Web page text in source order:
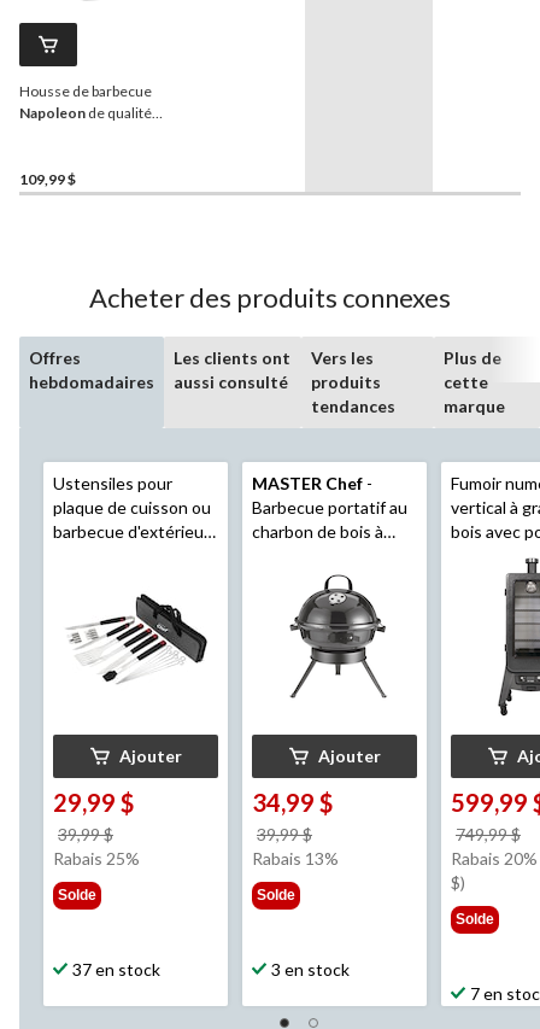
Housse de barbecue
Napoleon de qualité
grand/très grand format,
noir
109,99 $
Acheter des produits connexes
Offres
hebdomadaires
Les clients ont
aussi consulté
Vers les
produits
tendances
Plus de
cette
marque
Ustensiles pour
plaque de cuisson ou
barbecue d'extérieur
Ajouter
29,99 $
39,99 $
était
Rabais 25%
Solde
37 en stock
MASTER Chef -
Barbecue portatif au
charbon de bois à
Ajouter
34,99 $
39,99 $
était
Rabais 13%
Solde
3 en stock
Fumoir
vertical à
bois avec
verre Pit
série 3, 4
599,99
749,99 $
Rabais
$)
Solde
7 en